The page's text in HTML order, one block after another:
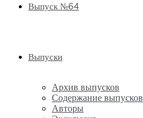
Выпуск №64
Выпуски
Архив выпусков
Содержание выпусков
Авторы